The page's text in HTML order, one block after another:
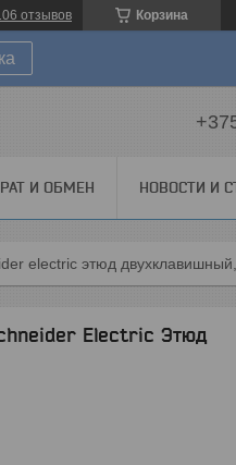
Корзина
отзывов
И ОБМЕН НОВОСТИ И
electric этюд
Electric Этюд